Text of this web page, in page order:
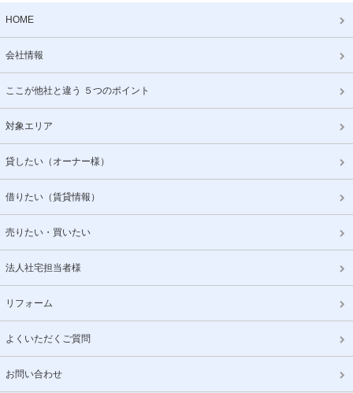
HOME
会社情報
ここが他社と違う ５つのポイント
対象エリア
貸したい（オーナー様）
借りたい（賃貸情報）
売りたい・買いたい
法人社宅担当者様
リフォーム
よくいただくご質問
お問い合わせ